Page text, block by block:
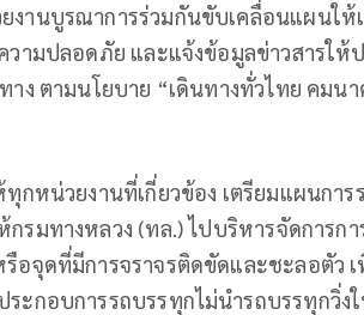
านบูรณาการร่วมกันขับเคลื่อนแผนให้
วามปลอดภัย และแจ้งข้อมูลข่าวสารใ
าง ตามนโยบาย “เดินทางทั่วไทย คมน
ทุกหน่วยงานที่เกี่ยวข้อง เตรียมแผนกา
รมทางหลวง (ทล.) ไปบริหารจัดการก
อจุดที่มีการจราจรติดขัดและชะลอตัว
ะกอบการรถบรรทุกไม่นำรถบรรทุกวิ่ง